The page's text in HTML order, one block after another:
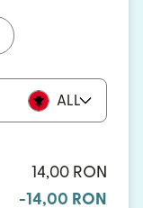
ALL
14,00 RON
-14,00 RON